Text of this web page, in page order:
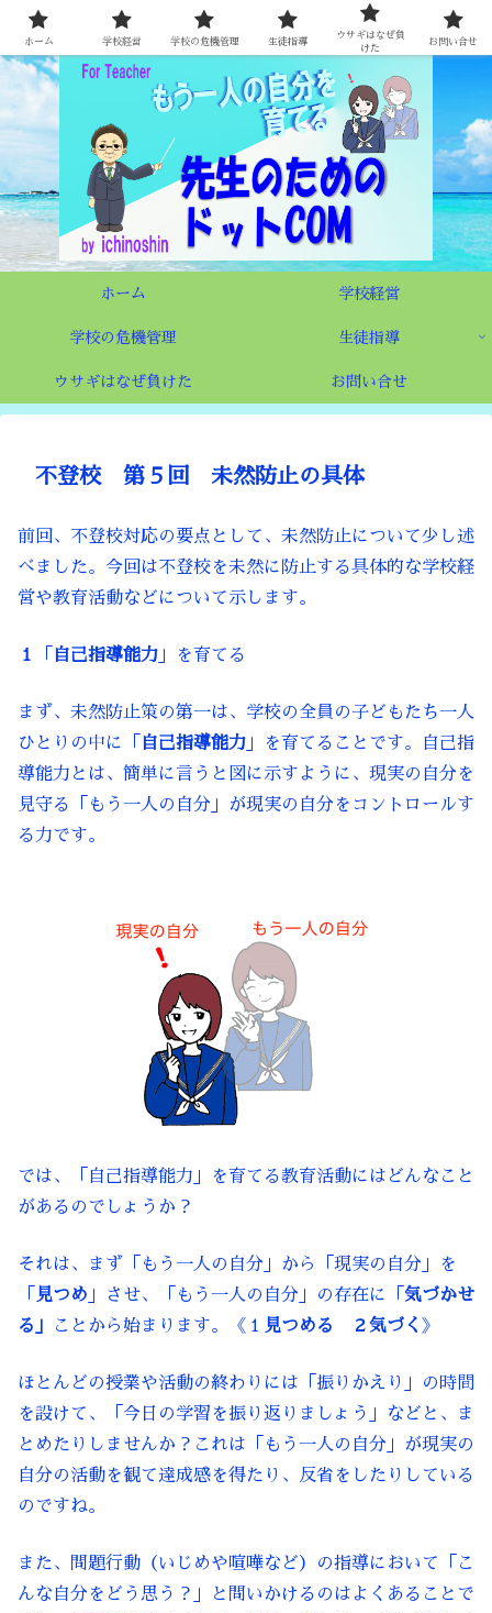
時代が求める学校づくり 〜もう一人の自分を育てる先生たちへ〜
ホーム 学校経営
学校の危機管理 生徒指導
ウサギはなぜ負けた お問い合せ
不登校 第５回 未然防止の具体
前回、不登校対応の要点として、未然防止について少し述
べました。今回は不登校を未然に防止する具体的な学校経
営や教育活動などについて示します。
１ 「 自己指導能力 」を育てる
まず、未然防止策の第一は、学校の全員の子どもたち一人
ひとりの中に「 自己指導能力 」を育てることです。自己指
導能力とは、簡単に言うと図に示すように、現実の自分を
見守る「もう一人の自分」が現実の自分をコントロールす
る力です。
では、「自己指導能力」を育てる教育活動にはどんなこと
があるのでしょうか？
それは、まず「もう一人の自分」から「現実の自分」を
「 見つめ 」させ、「もう一人の自分」の存在に「 気づかせ
る」
ことから始まります。《１ 見つめる ２気づく 》
ほとんどの授業や活動の終わりには「振りかえり」の時間
を設けて、「今日の学習を振り返りましょう」などと、ま
とめたりしませんか？これは「もう一人の自分」が現実の
自分の活動を観て達成感を得たり、反省をしたりしている
のですね。
また、問題行動（いじめや喧嘩など）の指導において「こ
んな自分をどう思う？」と問いかけるのはよくあることで
ホーム 学校経営 学校の危機管理 生徒指導
ウサギはなぜ負
けた
お問い合せ